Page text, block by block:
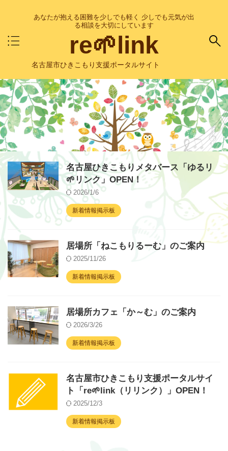
あなたが抱える困難を少しでも軽く 少しでも元気が出
る相談を大切にしています
re🌱link
名古屋市ひきこもり支援ポータルサイト
名古屋ひきこもりメタバース「ゆるリ
🌱リンク」OPEN！
2026/1/6
新着情報掲示板
居場所「ねこもりるーむ」のご案内
2025/11/26
新着情報掲示板
居場所カフェ「か～む」のご案内
2026/3/26
新着情報掲示板
名古屋市ひきこもり支援ポータルサイ
ト「re🌱link（リリンク）」OPEN！
2025/12/3
新着情報掲示板